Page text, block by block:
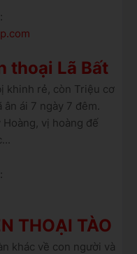
thoại Lã Bất
khinh rẻ, còn Triệu cơ
ân ái 7 ngày 7 đêm.
vị hoàng đế
THOẠI TÀO
khác về con người và